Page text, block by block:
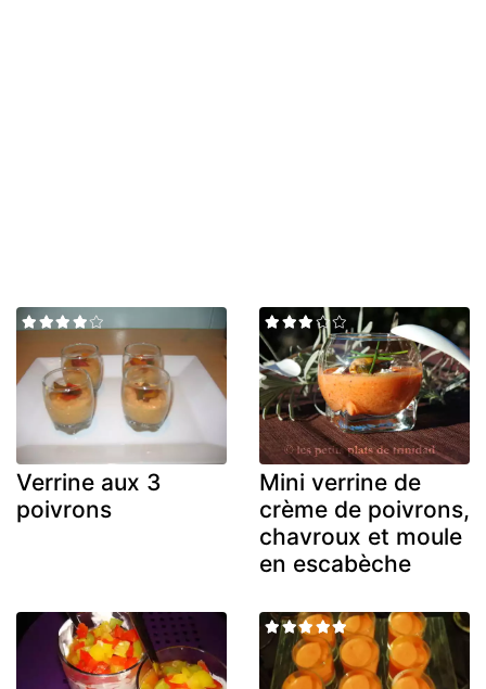
Verrine aux 3
poivrons
Mini verrine de
crème de poivrons,
chavroux et moule
en escabèche